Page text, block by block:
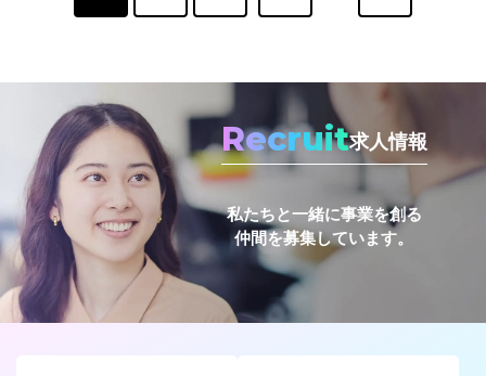
Recruit求人情報
私たちと一緒に事業を創る
仲間を募集しています。